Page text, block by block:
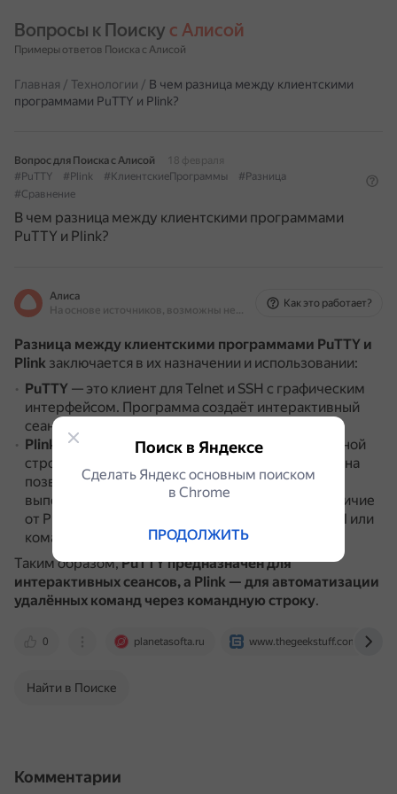
Вопросы к Поиску с Алисой
Примеры ответов Поиска с Алисой
Главная / Технологии / В чем разница между клиентскими
программами PuTTY и Plink?
Вопрос для Поиска с Алисой
18 февраля
#PuTTY
#Plink #КлиентскиеПрограммы
#Разница
#Сравнение
В чем разница между клиентскими программами
PuTTY и Plink?
Алиса
На основе источников, возможны неточности
Как это работает?
Разница между клиентскими программами PuTTY и
Plink заключается в их назначении и использовании:
PuTTY — это клиент для Telnet и SSH с графическим
интерфейсом. Программа создаёт интерактивный
сеанс SSH в Linux или на UNIX-сервере.
Plink
— это утилита для использования в командной
строке в качестве клиента SSH, Telnet и Rlogin.
Она
позволяет подключаться к указанному порту и
выполнять команды через бэкенды PuTTY.
В отличие
от PuTTY, Plink можно использовать с PowerShell или
командной строкой.
Таким образом,PuTTY предназначен для
интерактивных сеансов, а Plink — для автоматизации
удалённых команд через командную строку.
0 planetasofta.ru www.thegeekstuff.com
Найти в Поиске
Комментарии
Поиск в Яндексе
Сделать Яндекс основным поиском
в Сhrome
ПРОДОЛЖИТЬ